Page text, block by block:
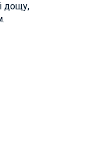
дощу,